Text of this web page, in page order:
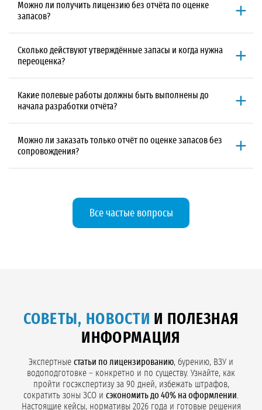
региональном Минприроды, Государственная комиссия по запасам
(ГКЗ) это федеральный орган. Мы сопровождаем экспертизу
Можно ли получить лицензию без отчёта по оценке
запасов?
Можно, но толькопри объёме добычи подземных вод до 100 м³/сут.
государственной экспертизы запасов.При объёме от 100 м³/сут
Вы
не сможете получить лицензию. Отчёт с положительным
Сколько действуют утверждённые запасы и когда нужна
переоценка?
Утверждённые запасы действуют до 25 лет,обычно они совпадают
объёма добычи сверх утверждённого, истечении срока действия
лицензии, бурении новой скважины на том же участке. При объёме
Какие полевые работы должны быть выполнены до
начала разработки отчёта?
Минимальный набор:бурение разведочной скважины, опытно-
исследования в скважине (ГИС), рекогносцировочное
обследование территории и расширенный химический анализ
Можно ли заказать только отчёт по оценке запасов без
сопровождения?
«ГидроСервис» не продаёт отчёт как отдельную услугу.Мы
мы же выполняем по проекту ГИН, и экспертизу мы же
сопровождаем. Когда всё идёт по единому договору, данные не
искажаются при передаче между исполнителями, а экспертиза
проходит без возвратов из-за разночтений.
Все частые вопросы
СОВЕТЫ, НОВОСТИ И ПОЛЕЗНАЯ
ИНФОРМАЦИЯ
Экспертные статьи по лицензированию, бурению, ВЗУ и
водоподготовке – конкретно и по существу. Узнайте, как
пройти госэкспертизу за 90 дней, избежать штрафов,
сократить зоны ЗСО и сэкономить до 40% на оформлении
Настоящие кейсы, нормативы 2026 года и готовые решения